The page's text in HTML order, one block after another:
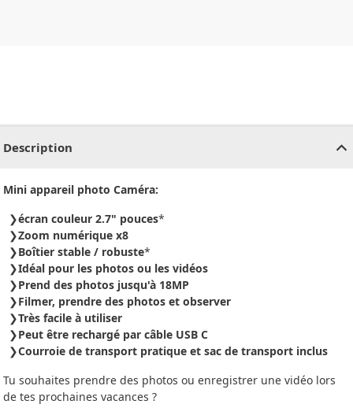
Description
Mini appareil photo Caméra:
écran couleur 2.7" pouces*
Zoom numérique x8
Boîtier stable / robuste*
Idéal pour les photos ou les vidéos
Prend des photos jusqu'à 18MP
Filmer, prendre des photos et observer
Très facile à utiliser
Peut être rechargé par câble USB C
Courroie de transport pratique et sac de transport inclus
Tu souhaites prendre des photos ou enregistrer une vidéo lors
de tes prochaines vacances ?